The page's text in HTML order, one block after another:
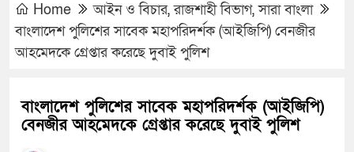
Home আইন ও বিচার,রাজশাহী বিভাগ,সারা বাংলা
বাংলাদেশ পুলিশের সাবেক মহাপরিদর্শক (আইজিপি) বেনজীর
আহমেদকে গ্রেপ্তার করেছে দুবাই পুলিশ
বাংলাদেশ পুলিশের সাবেক মহাপরিদর্শক (আইজিপি)
বেনজীর আহমেদকে গ্রেপ্তার করেছে দুবাই পুলিশ